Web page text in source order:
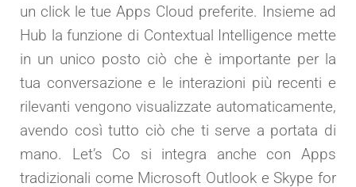
un click le tue Apps Cloud preferite. Insieme ad
Hub la funzione di Contextual Intelligence mette
in un unico posto ciò che è importante per la
tua conversazione e le interazioni più recenti e
rilevanti vengono visualizzate automaticamente,
avendo così tutto ciò che ti serve a portata di
mano. Let’s Co si integra anche con Apps
tradizionali come Microsoft Outlook e Skype for